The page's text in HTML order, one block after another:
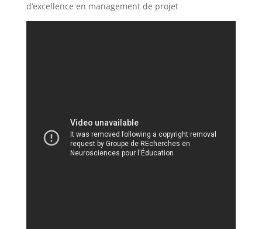
d’excellence en management de projet